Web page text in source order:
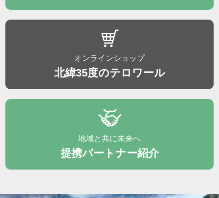
オンラインショップ
北緯35度のテロワール
地域と共に未来へ
提携パートナー紹介